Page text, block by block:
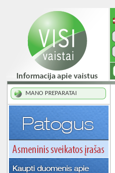
MANO PREPARATAI